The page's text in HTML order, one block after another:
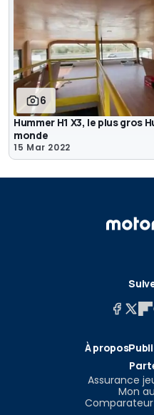
6
Hummer H1 X3, le plus gros
monde
15 Mar 2022
À propos
Assurance
Mon